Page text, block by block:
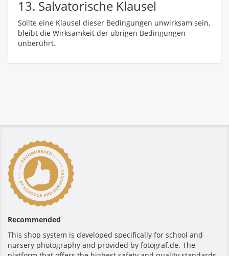
13. Salvatorische Klausel
Sollte eine Klausel dieser Bedingungen unwirksam sein,
bleibt die Wirksamkeit der übrigen Bedingungen
unberührt.
Recommended
This shop system is developed specifically for school and
nursery photography and provided by fotograf.de. The